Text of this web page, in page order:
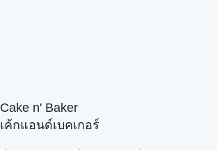
Cake n' Baker
เค้กแอนด์เบคเกอร์